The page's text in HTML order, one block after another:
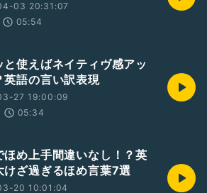
03 20:31:07
05:54
と使えばネイティヴ感アッ
英語の言い訳表現
27 19:00:09
05:34
ほめ上手間違いなし！？英
けざ過ぎるほめ言葉7選
20 10:01:04